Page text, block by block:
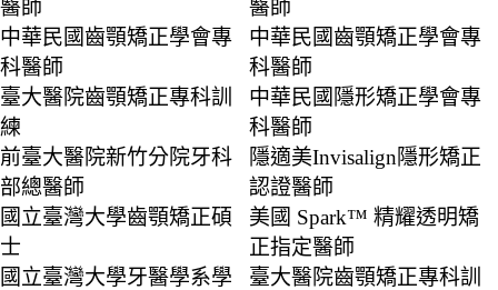
醫師
中華民國齒顎矯正學會專
科醫師
臺大醫院齒顎矯正專科訓
練
前臺大醫院新竹分院牙科
部總醫師
國立臺灣大學齒顎矯正碩
士
國立臺灣大學牙醫學系學
醫師
中華民國齒顎矯正學會專
科醫師
中華民國隱形矯正學會專
科醫師
隱適美Invisalign隱形矯正
認證醫師
美國 Spark™ 精耀透明矯
正指定醫師
臺大醫院齒顎矯正專科訓